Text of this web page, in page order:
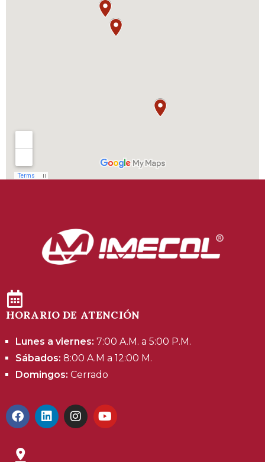
HORARIO DE ATENCIÓN
Lunes a viernes: 7:00 A.M. a 5:00 P.M.
Sábados: 8:00 A.M a 12:00 M.
Domingos: Cerrado